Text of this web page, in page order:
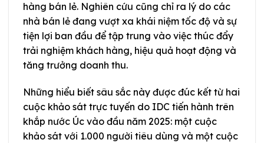
hàng bán lẻ. Nghiên cứu cũng chỉ ra lý do các
nhà bán lẻ đang vượt xa khái niệm tốc độ và sự
tiện lợi ban đầu để tập trung vào việc thúc đẩy
trải nghiệm khách hàng, hiệu quả hoạt động và
tăng trưởng doanh thu.
Những hiểu biết sâu sắc này được đúc kết từ hai
cuộc khảo sát trực tuyến do IDC tiến hành trên
khắp nước Úc vào đầu năm 2025: một cuộc
khảo sát với 1.000 người tiêu dùng và một cuộc